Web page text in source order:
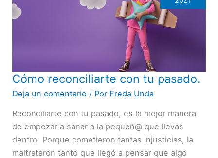
Cómo reconciliarte con tu pasado.
Deja un comentario / Por Freda Unda
Reconciliarte con tu pasado, es la mejor manera
de empezar a sanar a la pequeñ@ que llevas
dentro. Porque cometieron tantas injusticias, la
maltrataron tanto que llegó a pensar que algo
Cómo
reconciliarte
tu
pasado.